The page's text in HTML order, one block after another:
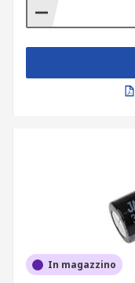
In magazzino